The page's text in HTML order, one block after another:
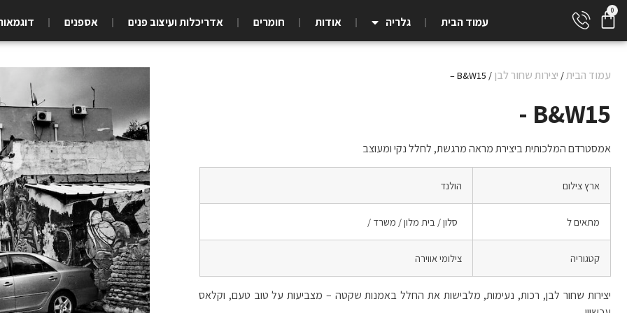
עמוד הבית גלריה אודות חומרים אדריכלות ועיצוב פנים אספנים
עמוד הבית/ יצירות שחור לבן / B&W15 –
B&W15 -
אמסטרדם המלכותית ביצירת מראה מרגשת, לחלל נקי ומעוצב
ארץ צילום הולנד
מתאים ל סלון / בית מלון / משרד /
קטגוריה צילומי אווירה
יצירות שחור לבן, רכות, נעימות, מלבישות את החלל באמנות שקטה – מצביעות על טוב טעם, וקלאס